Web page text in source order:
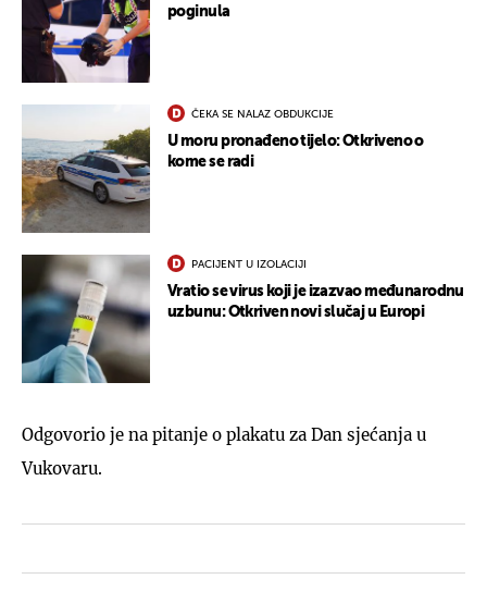
poginula
ČEKA SE NALAZ OBDUKCIJE
U moru pronađeno tijelo: Otkriveno o
kome se radi
PACIJENT U IZOLACIJI
Vratio se virus koji je izazvao međunarodnu
uzbunu: Otkriven novi slučaj u Europi
Odgovorio je na pitanje o plakatu za Dan sjećanja u
Vukovaru.